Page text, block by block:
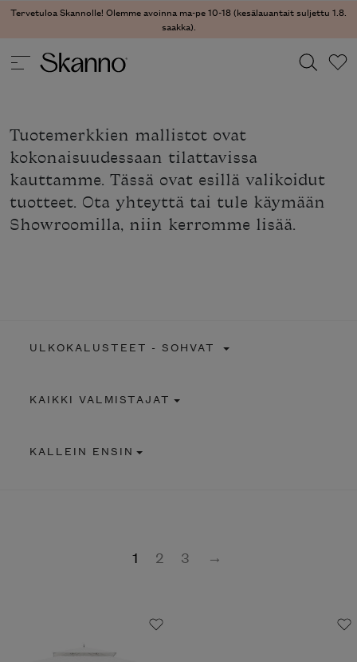
Tervetuloa Skannolle! Olemme avoinna ma-pe 10-18 (kesälauantait suljettu 1.8.
saakka).
Type 2 or more characters for results.
Tuotemerkkien mallistot ovat
kokonaisuudessaan tilattavissa
kauttamme. Tässä ovat esillä valikoidut
tuotteet. Ota yhteyttä tai tule käymään
Showroomilla, niin kerromme lisää.
ULKOKALUSTEET - SOHVAT
KAIKKI VALMISTAJAT
KALLEIN ENSIN
1 2 3 →